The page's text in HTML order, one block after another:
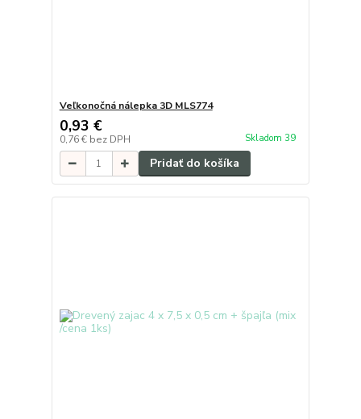
Veľkonočná nálepka 3D MLS774
0,93 €
0,76 € bez DPH Skladom 39
Pridať do košíka